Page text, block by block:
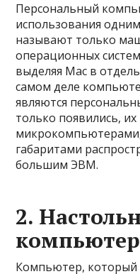
Персональный
использования
называют только
операционных
выделяя Mac в
самом деле
являются
только появились,
микрокомпьютерами,
габаритами
большим ЭВМ.
2.
Компьютер, который